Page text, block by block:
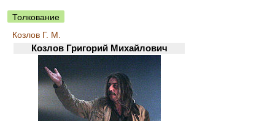
Толкование
Козлов Г. М.
Козлов Григорий Михайлович